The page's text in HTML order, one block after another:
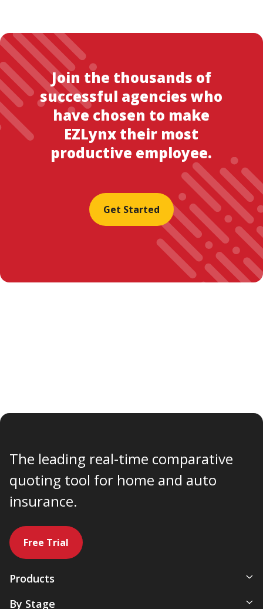
Join the thousands of
successful agencies who
have chosen to make
EZLynx their most
productive employee.
Get Started
The leading real-time comparative
quoting tool for home and auto
insurance.
Free Trial
Products
All-In-One Management System
By Stage